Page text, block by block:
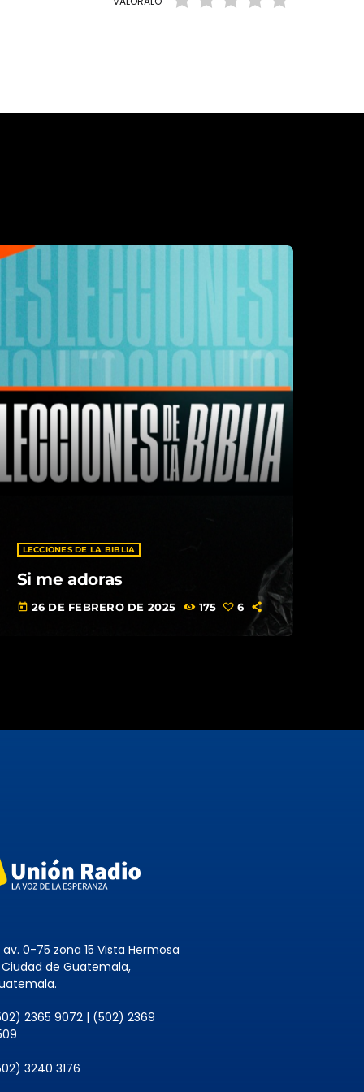
SHOWS
Hablar con Dios
12:00 AM - 12:30 AM
1:30 AM - 1:35 AM
LECCIONES DE LA BIBLIA
Si me adoras
today 26 DE FEBRERO DE 2025 175 6
av. 0-75 zona 15 Vista Hermosa
Ciudad de Guatemala,
2365 9072 | (502) 2369
3240 3176